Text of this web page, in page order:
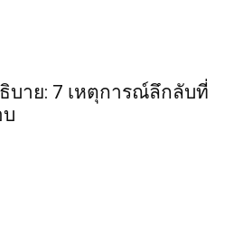
บาย: 7 เหตุการณ์ลึกลับที่